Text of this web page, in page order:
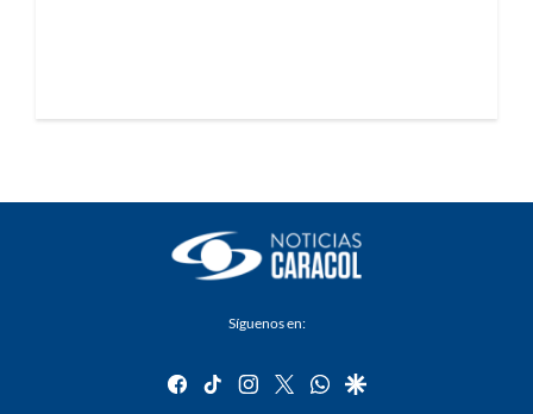
Síguenos en:
facebook
tiktok instagram
twitterwhatsapp
google